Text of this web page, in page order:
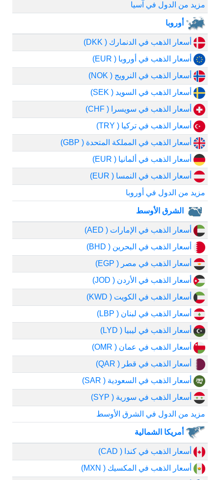
مزيد من الدول في آسيا
أوروبا
أسعار الذهب في الدنمارك ( DKK)
أسعار الذهب في أوروبا ( EUR)
أسعار الذهب في النرويج ( NOK)
أسعار الذهب في السويد ( SEK)
أسعار الذهب في سويسرا ( CHF)
أسعار الذهب في تركيا ( TRY)
أسعار الذهب في المملكة المتحدة ( GBP)
أسعار الذهب في ألمانيا ( EUR)
أسعار الذهب في النمسا ( EUR)
مزيد من الدول في أوروبا
الشرق الأوسط
أسعار الذهب في الإمارات ( AED)
أسعار الذهب في البحرين ( BHD)
أسعار الذهب في مصر ( EGP)
أسعار الذهب في الأردن ( JOD)
أسعار الذهب في الكويت ( KWD)
أسعار الذهب في لبنان ( LBP)
أسعار الذهب في ليبيا ( LYD)
أسعار الذهب في عمان ( OMR)
أسعار الذهب في قطر ( QAR)
أسعار الذهب في السعودية ( SAR)
أسعار الذهب في سورية ( SYP)
مزيد من الدول في الشرق الأوسط
أمريكا الشمالية
أسعار الذهب في كندا ( CAD)
أسعار الذهب في المكسيك ( MXN)